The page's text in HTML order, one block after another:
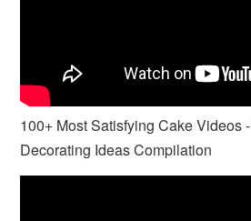
100+ Most Satisfying Cake Videos
Decorating Ideas Compilation